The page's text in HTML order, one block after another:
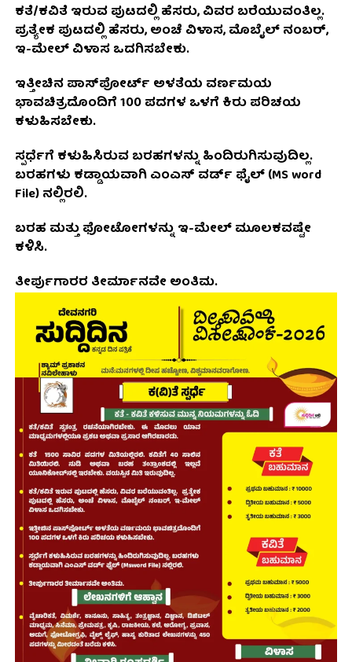
ಕತೆ/ಕವಿತೆ ಇರುವ ಪುಟದಲ್ಲಿ ಹೆಸರು, ವಿವರ ಬರೆಯುವಂತಿಲ್ಲ.
ಪ್ರತ್ಯೇಕ ಪುಟದಲ್ಲಿ ಹೆಸರು, ಅಂಚೆ ವಿಳಾಸ, ಮೊಬೈಲ್ ನಂಬರ್,
ಇ-ಮೇಲ್ ವಿಳಾಸ ಒದಗಿಸಬೇಕು.
ಇತ್ತೀಚಿನ ಪಾಸ್‌ಪೋರ್ಟ್ ಅಳತೆಯ ವರ್ಣಮಯ
ಭಾವಚಿತ್ರದೊಂದಿಗೆ 100 ಪದಗಳ ಒಳಗೆ ಕಿರು ಪರಿಚಯ
ಕಳುಹಿಸಬೇಕು.
ಸ್ಪರ್ಧೆಗೆ ಕಳುಹಿಸಿರುವ ಬರಹಗಳನ್ನು ಹಿಂದಿರುಗಿಸುವುದಿಲ್ಲ.
ಬರಹಗಳು ಕಡ್ಡಾಯವಾಗಿ ಎಂಎಸ್ ವರ್ಡ್ ಫೈಲ್ (MS word
File) ನಲ್ಲಿರಲಿ.
ಬರಹ ಮತ್ತು ಫೋಟೋಗಳನ್ನು ಇ-ಮೇಲ್ ಮೂಲಕವಷ್ಟೇ
ಕಳಿಸಿ.
ತೀರ್ಪುಗಾರರ ತೀರ್ಮಾನವೇ ಅಂತಿಮ.